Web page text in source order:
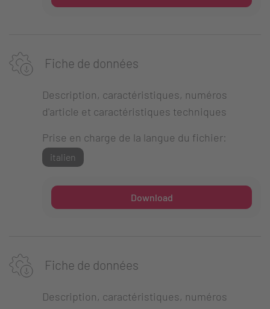
Fiche de données
Description, caractéristiques, numéros
d'article et caractéristiques techniques
Prise en charge de la langue du fichier:
italien
Download
Fiche de données
Description, caractéristiques, numéros